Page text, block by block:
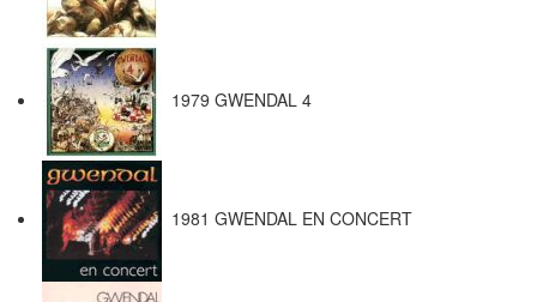
1979 GWENDAL 4
1981 GWENDAL EN CONCERT